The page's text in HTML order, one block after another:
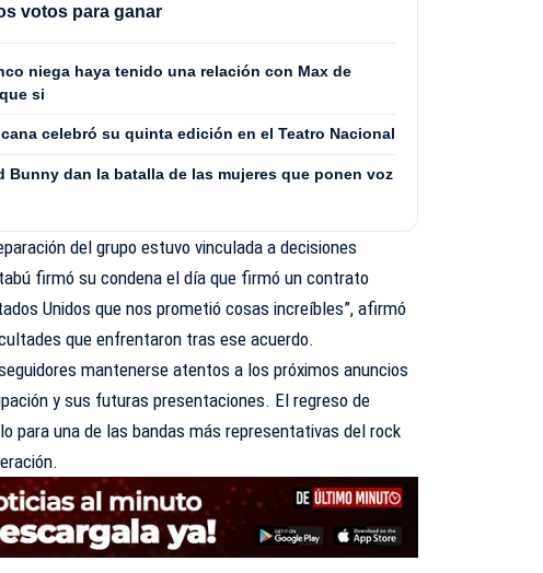
votos para ganar
niega haya tenido una relación con Max de
si
celebró su quinta edición en el Teatro Nacional
Bunny dan la batalla de las mujeres que ponen voz
del grupo estuvo vinculada a decisiones
firmó su condena el día que firmó un contrato
Unidos que nos prometió cosas increíbles”, afirmó
que enfrentaron tras ese acuerdo.
mantenerse atentos a los próximos anuncios
y sus futuras presentaciones. El regreso de
para una de las bandas más representativas del rock